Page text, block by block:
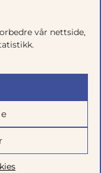
vår nettside,
innstillinger